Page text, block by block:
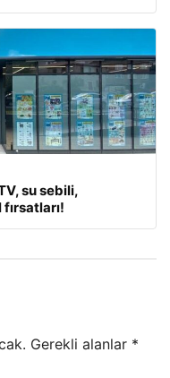
su sebili,
Gerekli alanlar *